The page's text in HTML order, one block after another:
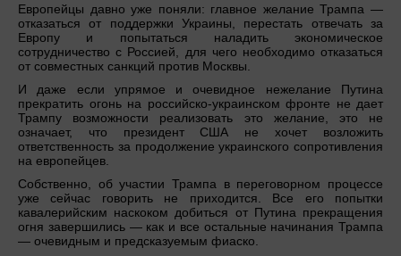
Европейцы давно уже поняли: главное желание Трампа —
отказаться от поддержки Украины, перестать отвечать за
Европу и попытаться наладить экономическое
сотрудничество с Россией, для чего необходимо отказаться
от совместных санкций против Москвы.
И даже если упрямое и очевидное нежелание Путина
прекратить огонь на российско-украинском фронте не дает
Трампу возможности реализовать это желание, это не
означает, что президент США не хочет возложить
ответственность за продолжение украинского сопротивления
на европейцев.
Собственно, об участии Трампа в переговорном процессе
уже сейчас говорить не приходится. Все его попытки
кавалерийским наскоком добиться от Путина прекращения
огня завершились — как и все остальные начинания Трампа
— очевидным и предсказуемым фиаско.